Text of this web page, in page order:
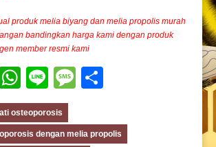
produk melia biyang dan melia propolis murah
bandingkan harga kami dengan produk
member resmi kami
TwitterWhatsApp
LineMessage
osteoporosis
dengan melia propolis